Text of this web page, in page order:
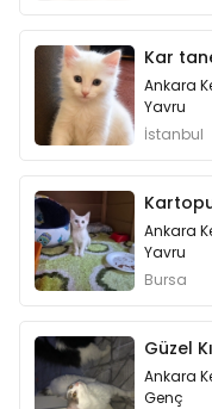
Kar
Ankara
Yavru
İstanbul
Ankara
Yavru
Bursa
Güzel
Ankara
Genç